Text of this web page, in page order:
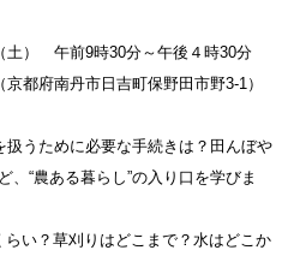
） 午前9時30分～午後４時30分
都府南丹市日吉町保野田市野3-1）
扱うために必要な手続きは？田んぼや
“農ある暮らし”の入り口を学びま
らい？草刈りはどこまで？水はどこか